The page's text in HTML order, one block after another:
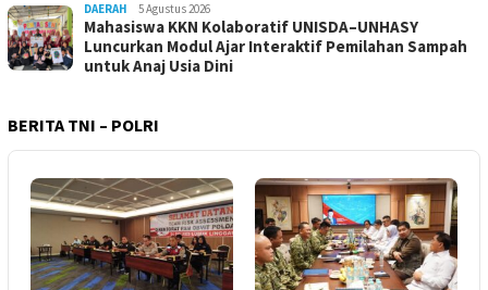
DAERAH 5 Agustus 2026
Mahasiswa KKN Kolaboratif UNISDA–UNHASY
Luncurkan Modul Ajar Interaktif Pemilahan Sampah
untuk Anaj Usia Dini
BERITA TNI – POLRI